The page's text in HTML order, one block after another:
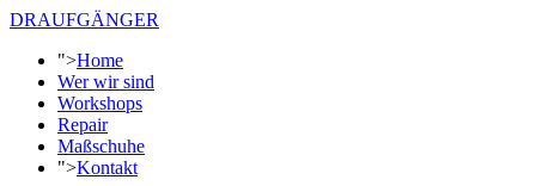
DRAUFGÄNGER
">Home
Wer wir sind
Workshops
Repair
Maßschuhe
">Kontakt